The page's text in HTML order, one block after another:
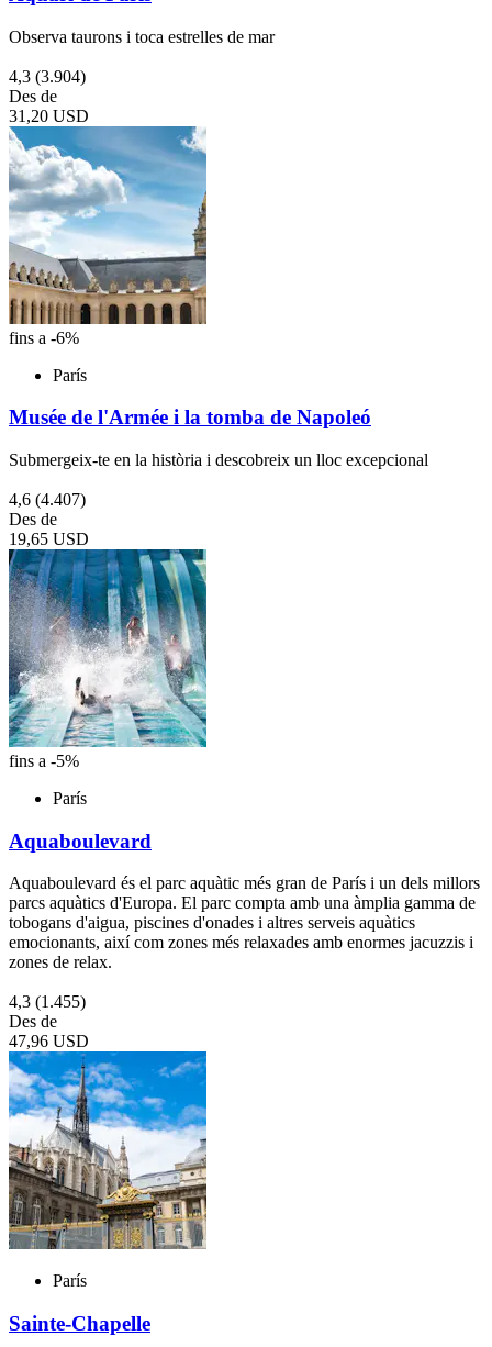
Observa taurons i toca estrelles de mar
4,3 (3.904)
Des de
31,20 USD
fins a -6%
París
Musée de l'Armée i la tomba de Napoleó
Submergeix-te en la història i descobreix un lloc excepcional
4,6 (4.407)
Des de
19,65 USD
fins a -5%
París
Aquaboulevard
Aquaboulevard és el parc aquàtic més gran de París i un dels millors
parcs aquàtics d'Europa. El parc compta amb una àmplia gamma de
tobogans d'aigua, piscines d'onades i altres serveis aquàtics
emocionants, així com zones més relaxades amb enormes jacuzzis i
zones de relax.
4,3 (1.455)
Des de
47,96 USD
París
Sainte-Chapelle